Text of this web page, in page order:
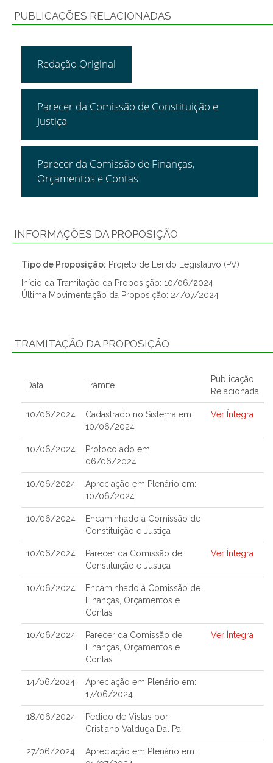
PUBLICAÇÕES RELACIONADAS
Redação Original
Parecer da Comissão de Constituição e
Justiça
Parecer da Comissão de Finanças,
Orçamentos e Contas
INFORMAÇÕES DA PROPOSIÇÃO
Tipo de Proposição: Projeto de Lei do Legislativo (PV)
Início da Tramitação da Proposição: 10/06/2024
Última Movimentação da Proposição: 24/07/2024
TRAMITAÇÃO DA PROPOSIÇÃO
Data Trâmite
Publicação
Relacionada
10/06/2024
Cadastrado no Sistema em:
10/06/2024
Ver Íntegra
10/06/2024
Protocolado em:
06/06/2024
10/06/2024
Apreciação em Plenário em:
10/06/2024
10/06/2024
Encaminhado à Comissão de
Constituição e Justiça
10/06/2024
Parecer da Comissão de
Constituição e Justiça
Ver Íntegra
10/06/2024
Encaminhado à Comissão de
Finanças, Orçamentos e
Contas
10/06/2024
Parecer da Comissão de
Finanças, Orçamentos e
Contas
Ver Íntegra
14/06/2024
Apreciação em Plenário em:
17/06/2024
18/06/2024
Pedido de Vistas por
Cristiano Valduga Dal Pai
27/06/2024
Apreciação em Plenário em: